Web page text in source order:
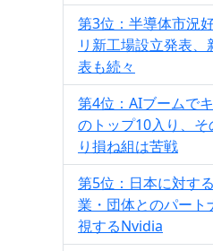
第3位：半導体市況
リ新工場設立発表、
表も続々
第4位：AIブームで
のトップ10入り、
り損ね組は苦戦
第5位：日本に対す
業・団体とのパート
視するNvidia